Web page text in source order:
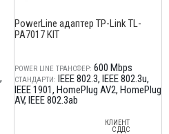
PowerLine адаптер TP-Link TL-
PA7017 KIT
POWER LINE ТРАНСФЕР: 600 Mbps
СТАНДАРТИ: IEEE 802.3 IEEE 802.3u
IEEE 1901 HomePlug AV2 HomePlug
AV IEEE 802.3ab
КЛИЕНТ
С ДДС